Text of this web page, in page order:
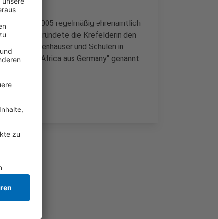
war seit 2005 regelmäßig ehrenamtlich
später gründete die Krefelderin den
Waisenhäuser und Schulen in
"Mama Africa aus Germany" genannt.